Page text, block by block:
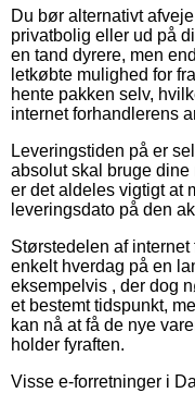
Du bør alternativt
privatbolig eller ud på
en tand dyrere, men
letkøbte mulighed for
hente pakken selv,
internet forhandlerens
Leveringstiden på er
absolut skal bruge dine
er det aldeles vigtigt at
leveringsdato på den
Størstedelen af
enkelt hverdag på en
eksempelvis , der dog
et bestemt tidspunkt,
kan nå at få de nye
holder fyraften.
Visse e-forretninger i